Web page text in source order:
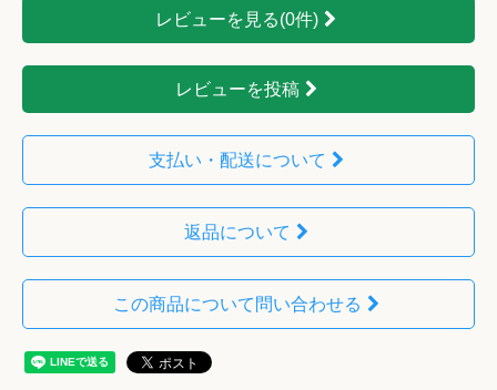
レビューを見る(0件)
レビューを投稿
支払い・配送について
返品について
この商品について問い合わせる